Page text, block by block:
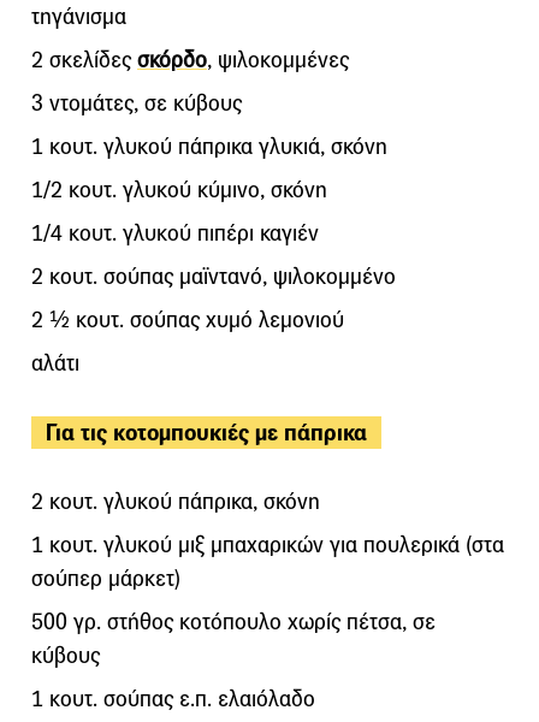
τηγάνισμα
2 σκελίδες σκόρδο, ψιλοκοµµένες
3 ντοµάτες, σε κύβους
1 κουτ. γλυκού πάπρικα γλυκιά, σκόνη
1/2 κουτ. γλυκού κύµινο, σκόνη
1/4 κουτ. γλυκού πιπέρι καγιέν
2 κουτ. σούπας μαϊντανό, ψιλοκομμένο
2 ½ κουτ. σούπας χυµό λεµονιού
αλάτι
Για τις κοτομπουκιές με πάπρικα
2 κουτ. γλυκού πάπρικα, σκόνη
1 κουτ. γλυκού μιξ μπαχαρικών για πουλερικά (στα
σούπερ μάρκετ)
500 γρ. στήθος κοτόπουλο χωρίς πέτσα, σε
κύβους
1 κουτ. σούπας ε.π. ελαιόλαδο